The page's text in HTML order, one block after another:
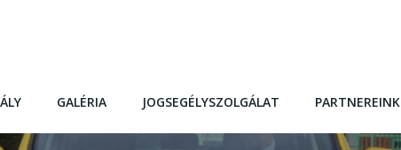
GALÉRIA JOGSEGÉLYSZOLGÁLAT PARTNEREINK